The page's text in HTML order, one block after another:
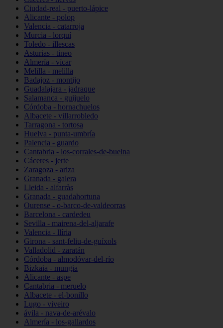
Ciudad-real - puerto-lápice
Alicante - polop
Valencia - catarroja
Murcia - lorquí
Toledo - illescas
Asturias - tineo
Almería - vícar
Melilla - melilla
Badajoz - montijo
Guadalajara - jadraque
Salamanca - guijuelo
Córdoba - hornachuelos
Albacete - villarrobledo
Tarragona - tortosa
Huelva - punta-umbría
Palencia - guardo
Cantabria - los-corrales-de-buelna
Cáceres - jerte
Zaragoza - ariza
Granada - galera
Lleida - alfarràs
Granada - guadahortuna
Ourense - o-barco-de-valdeorras
Barcelona - cardedeu
Sevilla - mairena-del-aljarafe
Valencia - llíria
Girona - sant-feliu-de-guíxols
Valladolid - zaratán
Córdoba - almodóvar-del-río
Bizkaia - mungia
Alicante - aspe
Cantabria - meruelo
Albacete - el-bonillo
Lugo - viveiro
ávila - nava-de-arévalo
Almería - los-gallardos